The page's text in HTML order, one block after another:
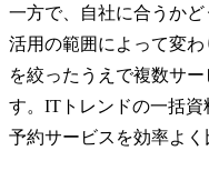
一方で、自社に合うか
活用の範囲によって変
を絞ったうえで複数サ
す。ITトレンドの一括
予約サービスを効率よく